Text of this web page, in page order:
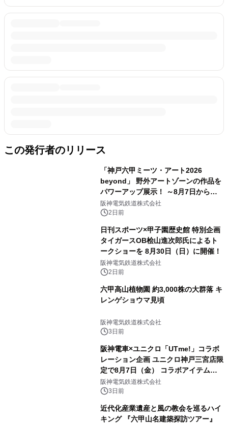
この発行者のリリース
「神戸六甲ミーツ・アート2026
beyond」 野外アートゾーンの作品を
パワーアップ展示！ ～8月7日からは
直前割パスポートを販売～
阪神電気鉄道株式会社
2日前
日刊スポーツ×甲子園歴史館 特別企画
タイガースOB桧山進次郎氏によるト
ークショーを 8月30日（日）に開催！
阪神電気鉄道株式会社
2日前
六甲高山植物園 約3,000株の大群落 キ
レンゲショウマ見頃
阪神電気鉄道株式会社
3日前
阪神電車×ユニクロ「UTme!」コラボ
レーション企画 ユニクロ神戸三宮店限
定で8月7日（金） コラボアイテムが
発売決定！
阪神電気鉄道株式会社
3日前
近代化産業遺産と風の教会を巡るハイ
キング 『六甲山名建築探訪ツアー』